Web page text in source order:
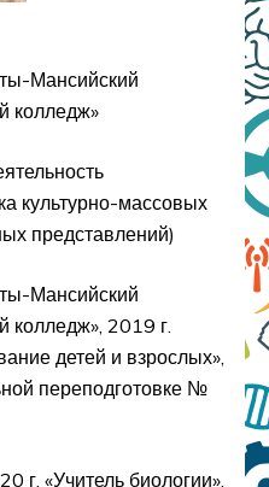
Мансийский
колледж»
культурно-массовых
представлений)
Мансийский
колледж», 2019 г.
детей и взрослых»,
переподготовке №
г. «Учитель биологии»,